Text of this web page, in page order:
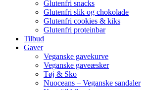
Glutenfri snacks
Glutenfri slik og chokolade
Glutenfri cookies & kiks
Glutenfri proteinbar
Tilbud
Gaver
Veganske gavekurve
Veganske gaveæsker
Tøj & Sko
Nuoceans – Veganske sandaler